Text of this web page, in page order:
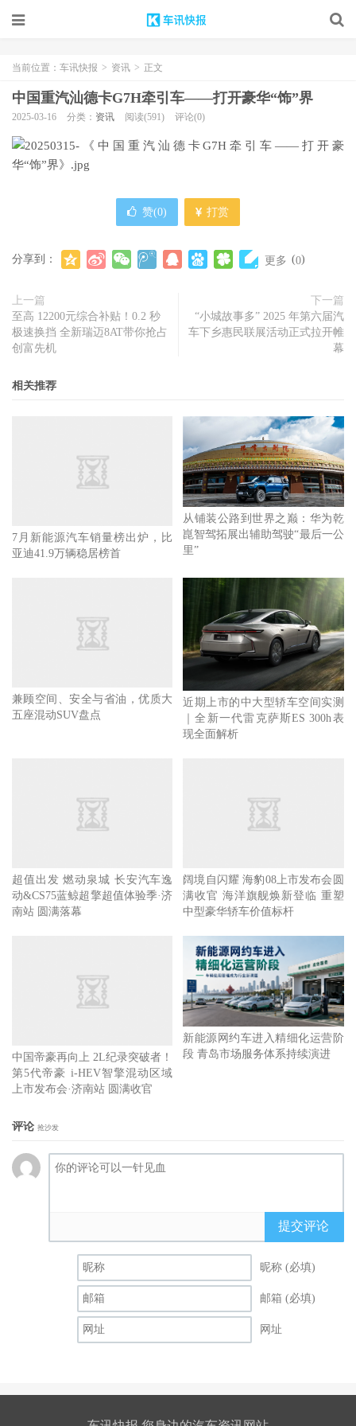
当前位置： 车讯快报 > 资讯 > 正文
中国重汽汕德卡G7H牵引车——打开豪华“饰”界
2025-03-16 分类： 资讯 阅读(591) 评论(0)
赞(0) 打赏
分享到： 更多 (0)
上一篇
至高 12200元综合补贴！0.2 秒
极速换挡 全新瑞迈8AT带你抢占
创富先机
下一篇
“小城故事多” 2025 年第六届汽
车下乡惠民联展活动正式拉开帷
幕
相关推荐
7月新能源汽车销量榜出炉，比
亚迪41.9万辆稳居榜首
从铺装公路到世界之巅：华为乾
崑智驾拓展出辅助驾驶“最后一公
里”
兼顾空间、安全与省油，优质大
五座混动SUV盘点
近期上市的中大型轿车空间实测
｜全新一代雷克萨斯ES 300h表
现全面解析
超值出发 燃动泉城 长安汽车逸
动&CS75蓝鲸超擎超值体验季·济
南站 圆满落幕
阔境自闪耀 海豹08上市发布会圆
满收官 海洋旗舰焕新登临 重塑
中型豪华轿车价值标杆
中国帝豪再向上 2L纪录突破者！
第5代帝豪 i-HEV智擎混动区域
上市发布会·济南站 圆满收官
新能源网约车进入精细化运营阶
段 青岛市场服务体系持续演进
评论 抢沙发
提交评论
昵称 (必填)
邮箱 (必填)
网址